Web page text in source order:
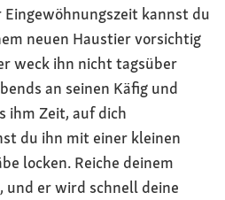
Eingewöhnungszeit kannst du
neuen Haustier vorsichtig
weck ihn nicht tagsüber
an seinen Käfig und
ihm Zeit, auf dich
du ihn mit einer kleinen
locken. Reiche deinem
und er wird schnell deine